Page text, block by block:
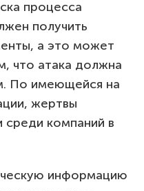
процесса
получить
а это может
что атака должна
По имеющейся на
жертвы
компаний в
информацию